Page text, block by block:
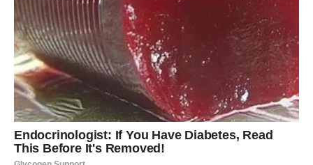
što ste dugo željeli.
Zvijezde vas savjetuju da pažljivo slušate svoj unutrašnji
glas i da ne dozvolite da vas sumnja zaustavi. Kada
napravite prvi korak, shvatićete da ste otvorili vrata
jednom mnogo srećnijem razdoblju.
Velike vijesti stižu u pravo vrijeme